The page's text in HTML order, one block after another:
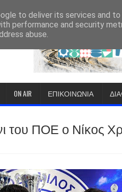
ON AIR ΕΠΙΚΟΙΝΩΝΙΑ
του ΠΟΕ ο Νίκος
to deliver its services and
performance and security
abuse.